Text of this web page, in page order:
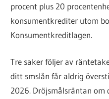
procent plus 20
konsumentkrediter utom
Konsumentkreditlagen.
Tre saker följer av
ditt smslån får aldrig
2026. Dröjsmålsräntan om